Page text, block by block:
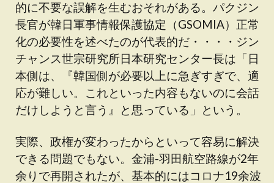
的に不要な誤解を生むおそれがある。パクジン
長官が韓日軍事情報保護協定（GSOMIA）正常
化の必要性を述べたのが代表的だ・・・・ジン
チャンス世宗研究所日本研究センター長は「日
本側は、『韓国側が必要以上に急ぎすぎで、適
応が難しい。これといった内容もないのに会話
だけしようと言う』と思っている」という。
実際、政権が変わったからといって容易に解決
できる問題でもない。金浦-羽田航空路線が2年
余りで再開されたが、基本的にはコロナ19余波